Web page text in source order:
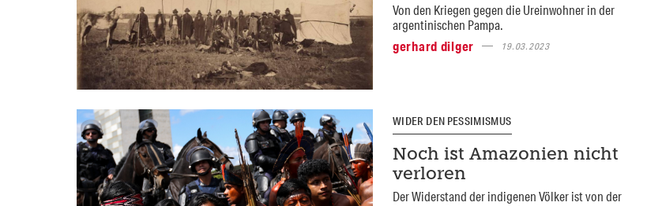
Von den Kriegen gegen die Ureinwohner in der
argentinischen Pampa.
gerhard dilger
19.03.2023
WIDER DEN PESSIMISMUS
Noch ist Amazonien nicht
verloren
Der Widerstand der indigenen Völker ist von der